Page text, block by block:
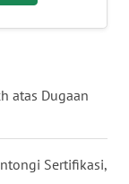
atas Dugaan
Sertifikasi,